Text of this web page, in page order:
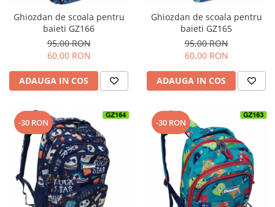
Ghiozdan de scoala pentru
baieti GZ166
95,00 RON
60,00 RON
ADAUGA IN COS
Ghiozdan de scoala pentru
baieti GZ165
95,00 RON
60,00 RON
ADAUGA IN COS
-30 RON -30 RON